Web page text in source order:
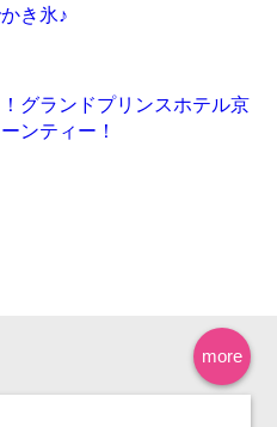
き氷♪
グランドプリンスホテル京
ンティー！
more